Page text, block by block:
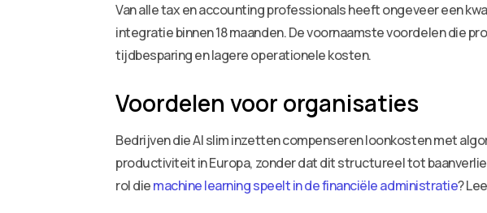
Van alle tax en accounting professionals heeft ongeveer een
integratie binnen 18 maanden. De voornaamste voordelen die
tijdbesparing en lagere operationele kosten.
Voordelen voor organisaties
Bedrijven die AI slim inzetten compenseren loonkosten met
productiviteit in Europa, zonder dat dit structureel tot
rol diemachine learning speelt in de financiële administratie?